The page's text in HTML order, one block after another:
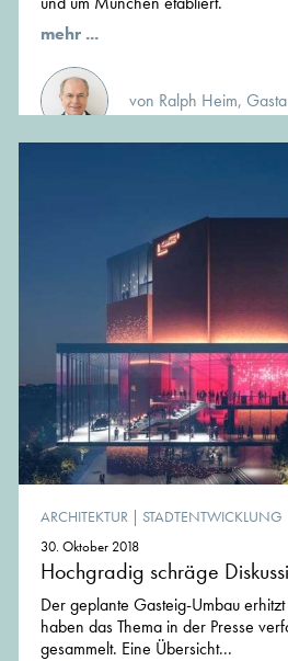
mehr ...
von Ralph Heim,
ARCHITEKTUR | STADTENTWICKLUNG
30. Oktober 2018
Hochgradig schräge
Der geplante Gasteig-Umbau
haben das Thema in der Presse
gesammelt. Eine Übersicht...